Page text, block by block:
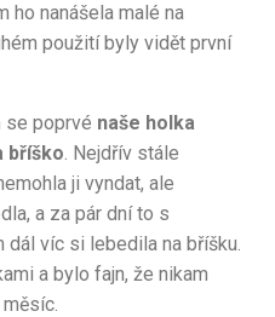
ho nanášela malé na
použití byly vidět první
se poprvé naše holka
bříško. Nejdřív stále
ji vyndat, ale
a za pár dní to s
dál víc si lebedila na bříšku.
a bylo fajn, že nikam